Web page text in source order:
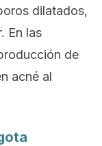
dilatados,
En las
de
acné al